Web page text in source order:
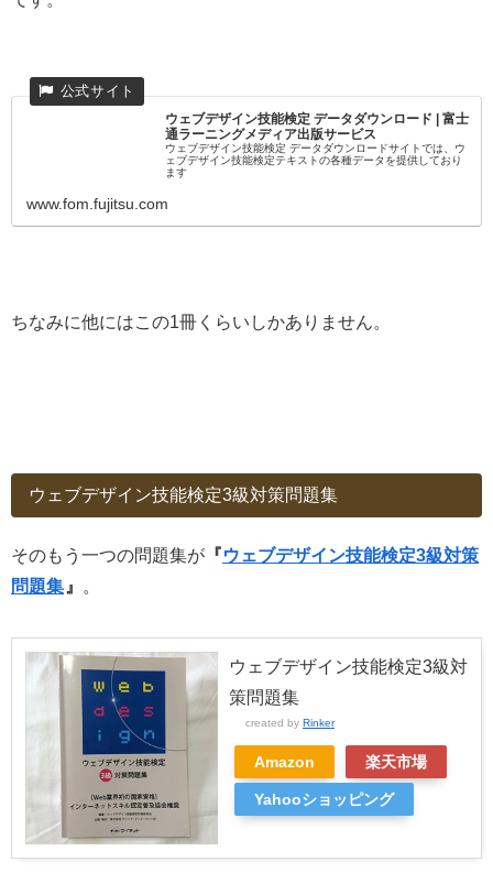
ウェブデザイン技能検定 データダウンロード | 富士
通ラーニングメディア出版サービス
ウェブデザイン技能検定 データダウンロードサイトでは、ウ
ェブデザイン技能検定テキストの各種データを提供しており
ます
www.fom.fujitsu.com
ちなみに他にはこの1冊くらいしかありません。
ウェブデザイン技能検定3級対策問題集
そのもう一つの問題集が 『ウェブデザイン技能検定3級対策
問題集 』 。
ウェブデザイン技能検定3級対
策問題集
created by Rinker
Amazon 楽天市場
Yahooショッピング